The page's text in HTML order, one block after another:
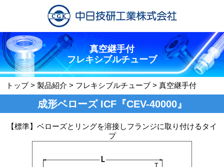
真空継手付
フレキシブルチューブ
トップ> 製品紹介 > フレキシブルチューブ > 真空継手付
成形ベローズ ICF『CEV-40000』
【標準】ベローズとリングを溶接しフランジに取り付けるタイ
プ